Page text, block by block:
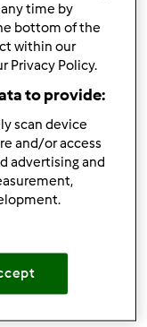
40min
(
tema)
time by
bottom of the
within our
Privacy Policy.
to provide:
scan device
and/or access
advertising and